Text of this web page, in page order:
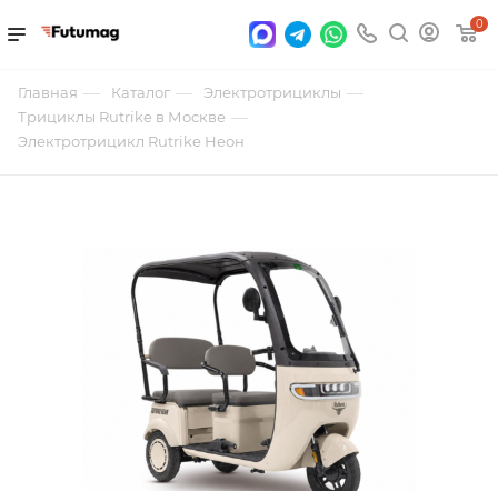
0
Главная — Каталог — Электротрициклы —
Трициклы Rutrike в Москве —
Электротрицикл Rutrike Неон